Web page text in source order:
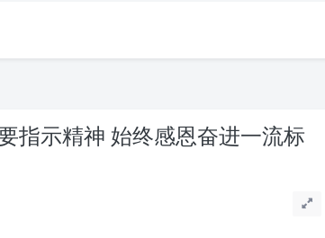
指示精神 始终感恩奋进一流标